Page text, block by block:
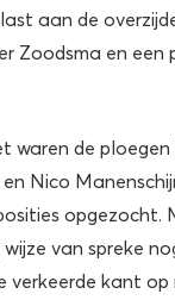
aan de
Zoodsma en
waren de
Nico
opgezocht.
van spreke
verkeerde kant op